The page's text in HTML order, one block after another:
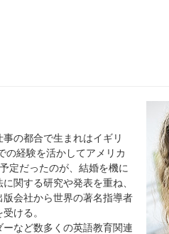
の都合で生まれはイギリ
の経験を活かしてアメリカ
定だったのが、結婚を機に
関する研究や発表を重ね、
会社から世界の著名指導者
ける。
など数多くの英語教育関連